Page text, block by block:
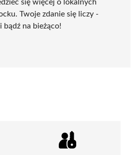
się więcej o lokalnych
Twoje zdanie się liczy -
bądź na bieżąco!